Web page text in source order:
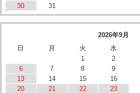
30
31
2026年9月
日
月 火 水
1
2
6
7 8 9
13
14 15 16
20
21 22 23